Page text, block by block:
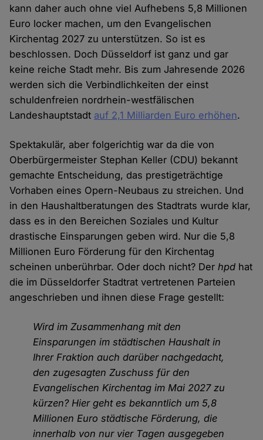
kann daher auch ohne viel Aufhebens 5,8 Millionen
Euro locker machen, um den Evangelischen
Kirchentag 2027 zu unterstützen. So ist es
beschlossen. Doch Düsseldorf ist ganz und gar
keine reiche Stadt mehr. Bis zum Jahresende 2026
werden sich die Verbindlichkeiten der einst
schuldenfreien nordrhein-westfälischen
Landeshauptstadt auf 2,1 Milliarden Euro erhöhen.
Spektakulär, aber folgerichtig war da die von
Oberbürgermeister Stephan Keller (CDU) bekannt
gemachte Entscheidung, das prestigeträchtige
Vorhaben eines Opern-Neubaus zu streichen. Und
in den Haushaltberatungen des Stadtrats wurde klar,
dass es in den Bereichen Soziales und Kultur
drastische Einsparungen geben wird. Nur die 5,8
Millionen Euro Förderung für den Kirchentag
scheinen unberührbar. Oder doch nicht? Derhpd hat
die im Düsseldorfer Stadtrat vertretenen Parteien
angeschrieben und ihnen diese Frage gestellt:
Wird im Zusammenhang mit den
Einsparungen im städtischen Haushalt in
Ihrer Fraktion auch darüber nachgedacht,
den zugesagten Zuschuss für den
Evangelischen Kirchentag im Mai 2027 zu
kürzen? Hier geht es bekanntlich um 5,8
Millionen Euro städtische Förderung, die
innerhalb von nur vier Tagen ausgegeben